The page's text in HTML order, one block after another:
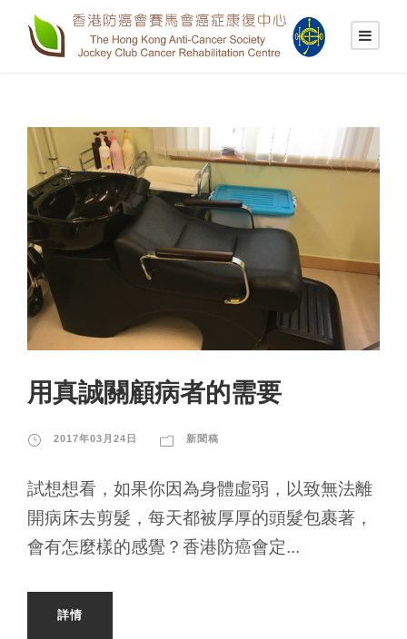
用真誠關顧病者的需要
2017年03月24日 新聞稿
試想想看，如果你因為身體虛弱，以致無法離
開病床去剪髮，每天都被厚厚的頭髮包裹著，
會有怎麼樣的感覺？香港防癌會定...
詳情